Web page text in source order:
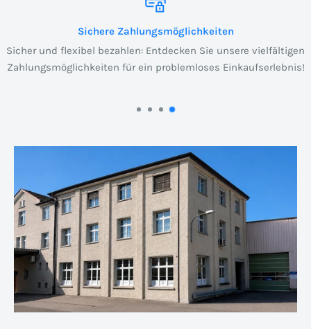
Sichere Zahlungsmöglichkeiten
Sicher und flexibel bezahlen: Entdecken Sie unsere vielfältigen
Zahlungsmöglichkeiten für ein problemloses Einkaufserlebnis!